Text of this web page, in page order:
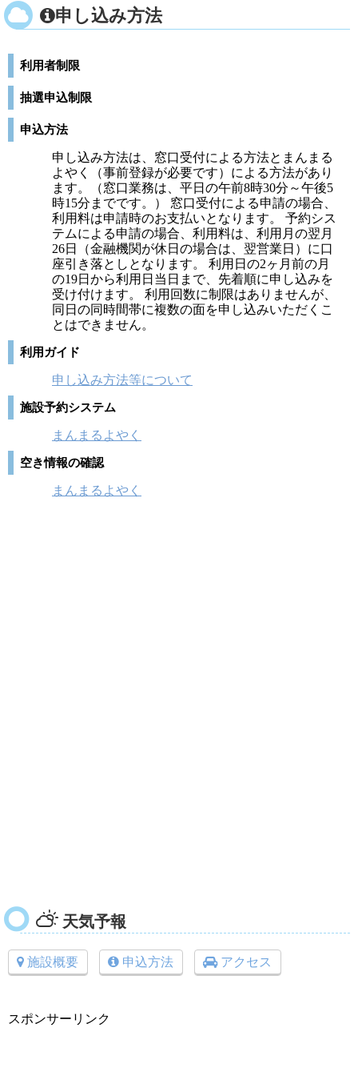
申し込み方法
利用者制限
抽選申込制限
申込方法
申し込み方法は、窓口受付による方法とまんまる
よやく（事前登録が必要です）による方法があり
ます。（窓口業務は、平日の午前8時30分～午後5
時15分までです。） 窓口受付による申請の場合、
利用料は申請時のお支払いとなります。 予約シス
テムによる申請の場合、利用料は、利用月の翌月
26日（金融機関が休日の場合は、翌営業日）に口
座引き落としとなります。 利用日の2ヶ月前の月
の19日から利用日当日まで、先着順に申し込みを
受け付けます。 利用回数に制限はありませんが、
同日の同時間帯に複数の面を申し込みいただくこ
とはできません。
利用ガイド
申し込み方法等について
施設予約システム
まんまるよやく
空き情報の確認
まんまるよやく
天気予報
施設概要 申込方法 アクセス
スポンサーリンク